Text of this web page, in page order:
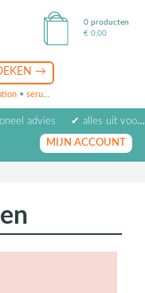
• serum
0 producten
€ 0,00
advies
✔ alles uit voorraad leverbaar
beoordelingen
MIJN ACCOUNT